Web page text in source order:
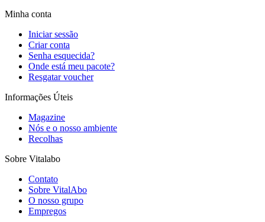
Minha conta
Iniciar sessão
Criar conta
Senha esquecida?
Onde está meu pacote?
Resgatar voucher
Informações Úteis
Magazine
Nós e o nosso ambiente
Recolhas
Sobre Vitalabo
Contato
Sobre VitalAbo
O nosso grupo
Empregos